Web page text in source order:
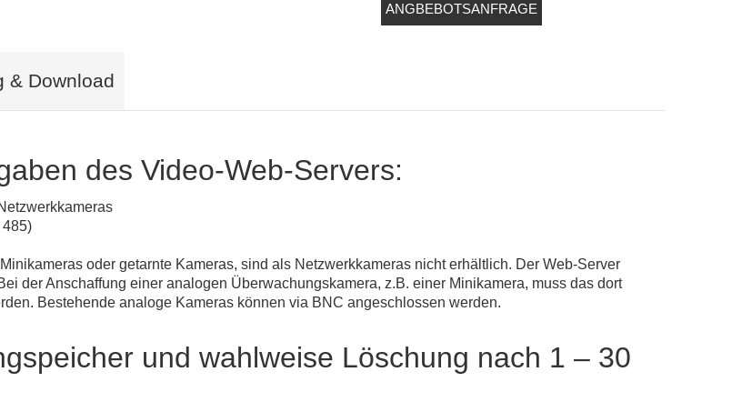
ANGBEBOTSANFRAGE
& Download
des Video-Web-Servers:
oder getarnte Kameras, sind als Netzwerkkameras nicht erhältlich. Der Web-Server
der Anschaffung einer analogen Überwachungskamera, z.B. einer Minikamera, muss das dort
Bestehende analoge Kameras können via BNC angeschlossen werden.
und wahlweise Löschung nach 1 – 30